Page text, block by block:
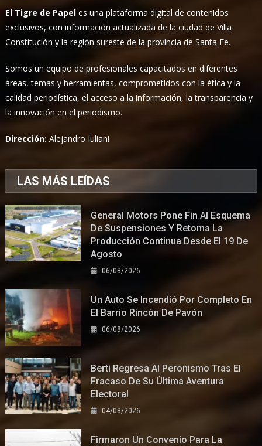
El Tigre de Papel es una plataforma digital de contenidos
exclusivos, con información actualizada de la ciudad de Villa
Constitución y la región sureste de la provincia de Santa Fe.
Somos un equipo de profesionales capacitados en diferentes
áreas, temas y herramientas, comprometidos con la ética y la
calidad periodística, el acceso a la información, la transparencia y
la innovación en el periodismo.
Dirección:Alejandro Iuliani
LAS MÁS LEÍDAS
General Motors Pone Fin Al Esquema
De Suspensiones Y Retoma La
Producción Continua Desde El 19 De
Agosto
06/08/2026
Un Auto Se Incendió Por Completo En
El Barrio Rincón De Pavón
06/08/2026
Berti Regresa Al Peronismo Tras El
Fracaso De Su Última Aventura
Electoral
04/08/2026
Firmaron Un Convenio Para La